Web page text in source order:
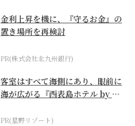
金利上昇を機に、『守るお金』の
置き場所を再検討
PR(株式会社北九州銀行)
客室はすべて海側にあり、眼前に
海が広がる『西表島ホテル by 星
PR(星野リゾート)